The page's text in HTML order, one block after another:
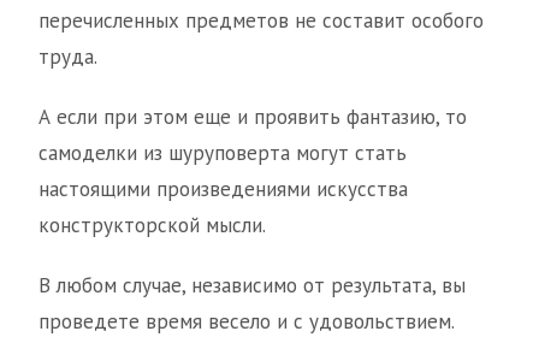
перечисленных предметов не составит особого
труда.
А если при этом еще и проявить фантазию, то
самоделки из шуруповерта могут стать
настоящими произведениями искусства
конструкторской мысли.
В любом случае, независимо от результата, вы
проведете время весело и с удовольствием.